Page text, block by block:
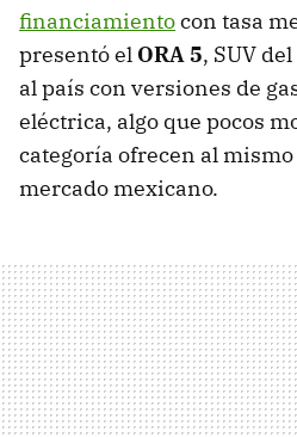
financiamientocon tasa
presentó el ORA 5, SUV
al país con versiones de
eléctrica, algo que pocos
categoría ofrecen al
mercado mexicano.